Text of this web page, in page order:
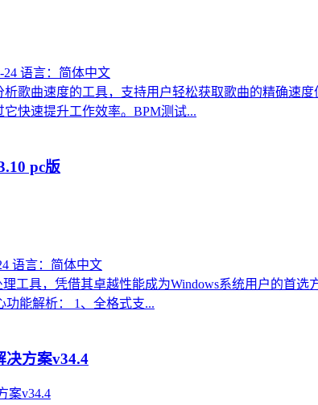
24 语言：简体中文
歌曲速度的工具，支持用户轻松获取歌曲的精确速
快速提升工作效率。BPM测试...
pc版
语言：简体中文
工具，凭借其卓越性能成为Windows系统用户的首
能解析： 1、全格式支...
决方案v34.4